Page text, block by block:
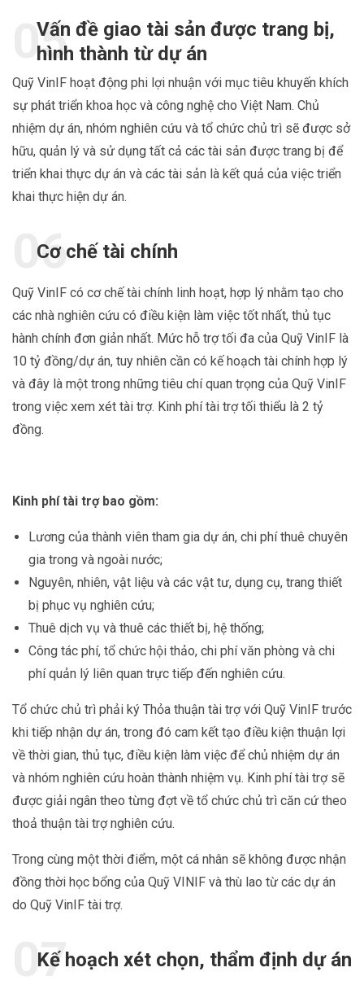
Vấn đề giao tài sản được trang bị,
hình thành từ dự án
Quỹ VinIF hoạt động phi lợi nhuận với mục tiêu khuyến khích
sự phát triển khoa học và công nghệ cho Việt Nam. Chủ
nhiệm dự án, nhóm nghiên cứu và tổ chức chủ trì sẽ được sở
hữu, quản lý và sử dụng tất cả các tài sản được trang bị để
triển khai thực dự án và các tài sản là kết quả của việc triển
khai thực hiện dự án.
Cơ chế tài chính
Quỹ VinIF có cơ chế tài chính linh hoạt, hợp lý nhằm tạo cho
các nhà nghiên cứu có điều kiện làm việc tốt nhất, thủ tục
hành chính đơn giản nhất. Mức hỗ trợ tối đa của Quỹ VinIF là
10 tỷ đồng/dự án, tuy nhiên cần có kế hoạch tài chính hợp lý
và đây là một trong những tiêu chí quan trọng của Quỹ VinIF
trong việc xem xét tài trợ. Kinh phí tài trợ tối thiểu là 2 tỷ
đồng.
Kinh phí tài trợ bao gồm:
Lương của thành viên tham gia dự án, chi phí thuê chuyên
gia trong và ngoài nước;
Nguyên, nhiên, vật liệu và các vật tư, dụng cụ, trang thiết
bị phục vụ nghiên cứu;
Thuê dịch vụ và thuê các thiết bị, hệ thống;
Công tác phí, tổ chức hội thảo, chi phí văn phòng và chi
phí quản lý liên quan trực tiếp đến nghiên cứu.
Tổ chức chủ trì phải ký Thỏa thuận tài trợ với Quỹ VinIF trước
khi tiếp nhận dự án, trong đó cam kết tạo điều kiện thuận lợi
về thời gian, thủ tục, điều kiện làm việc để chủ nhiệm dự án
và nhóm nghiên cứu hoàn thành nhiệm vụ. Kinh phí tài trợ sẽ
được giải ngân theo từng đợt về tổ chức chủ trì căn cứ theo
thoả thuận tài trợ nghiên cứu.
Trong cùng một thời điểm, một cá nhân sẽ không được nhận
đồng thời học bổng của Quỹ VINIF và thù lao từ các dự án
do Quỹ VinIF tài trợ.
Kế hoạch xét chọn, thẩm định dự án